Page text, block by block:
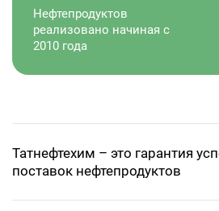
Нефтепродуктов
реализовано начиная с
2010 года
Татнефтехим – это гарантия
поставок нефтепродуктов